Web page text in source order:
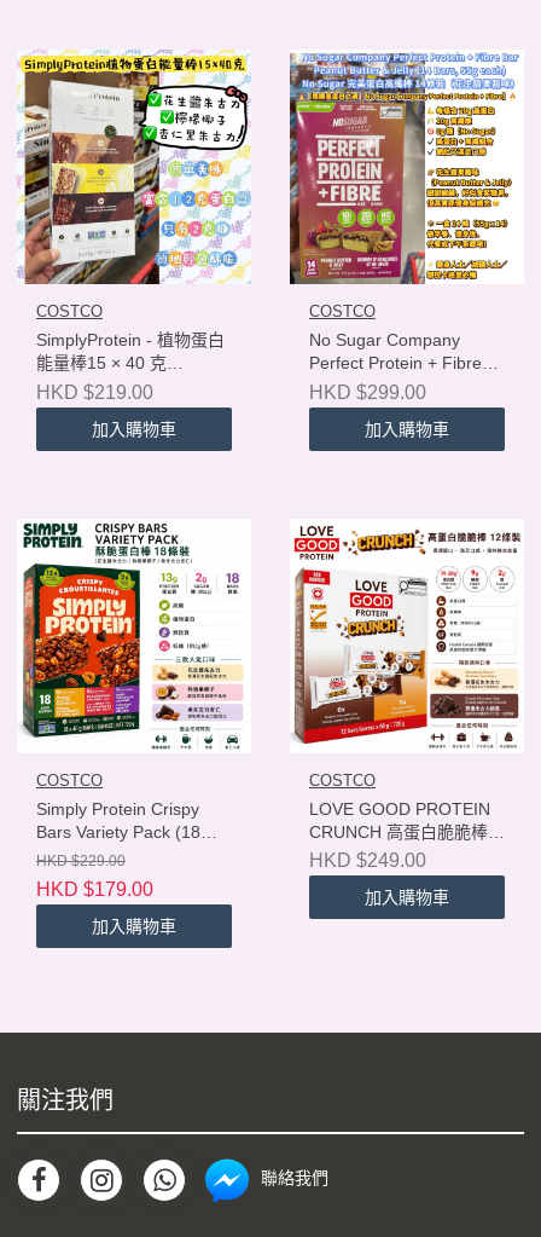
COSTCO
SimplyProtein - 植物蛋白
能量棒15 × 40 克
SimplyProtein - Plant
Based Protein Bars
Variety Pack, 15 × 40 g
HKD $219.00
加入購物車
COSTCO
No Sugar Company
Perfect Protein + Fibre
Bar – Peanut Butter &
Jelly (14 Bars, 55g each)
No Sugar 完美蛋白高纖棒
14條裝（花生醬果醬味）
HKD $299.00
加入購物車
COSTCO
Simply Protein Crispy
Bars Variety Pack (18
Bars, 40g each) Simply
Protein 酥脆蛋白棒 18條
裝
HKD $229.00
HKD $179.00
加入購物車
COSTCO
LOVE GOOD PROTEIN
CRUNCH 高蛋白脆脆棒
12條裝
HKD $249.00
加入購物車
關注我們
聯絡我們